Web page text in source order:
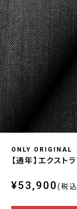
ONLY ORIGINAL
【通年】エクスト
¥53,900(税